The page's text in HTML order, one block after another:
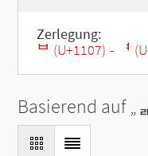
Zerlegung:
ᄇ (U+1107) - ᅧ
Basierend auf „